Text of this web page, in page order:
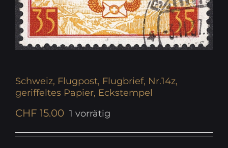
Schweiz, Flugpost, Flugbrief, Nr.14z,
geriffeltes Papier, Eckstempel
CHF 15.00 1 vorrätig